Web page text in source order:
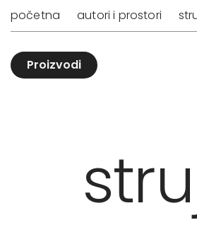
početna autori i prostori
Proizvodi